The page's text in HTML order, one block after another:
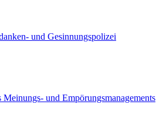
und Gesinnungspolizei
und Empörungsmanagements